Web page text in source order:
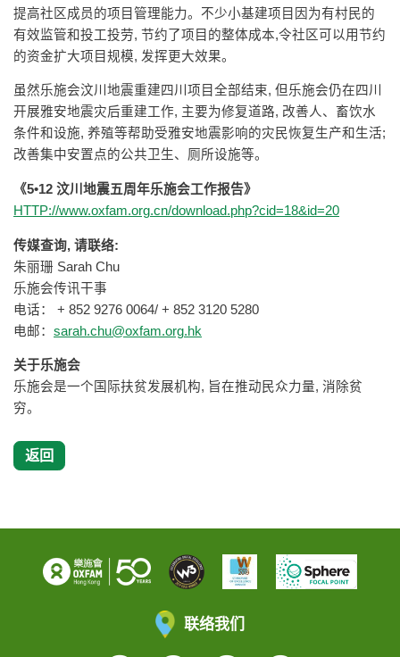
提高社区成员的项目管理能力。不少小基建项目因为有村民的
有效监管和投工投劳, 节约了项目的整体成本,令社区可以用节约
的资金扩大项目规模, 发挥更大效果。
虽然乐施会汶川地震重建四川项目全部结束, 但乐施会仍在四川
开展雅安地震灾后重建工作, 主要为修复道路, 改善人、畜饮水
条件和设施, 养殖等帮助受雅安地震影响的灾民恢复生产和生活;
改善集中安置点的公共卫生、厕所设施等。
《5•12 汶川地震五周年乐施会工作报告》
HTTP://www.oxfam.org.cn/download.php?cid=18&id=20
传媒查询, 请联络:
朱丽珊 Sarah Chu
乐施会传讯干事
电话： + 852 9276 0064/ + 852 3120 5280
电邮： sarah.chu@oxfam.org.hk
关于乐施会
乐施会是一个国际扶贫发展机构, 旨在推动民众力量, 消除贫
穷。
返回
联络我们